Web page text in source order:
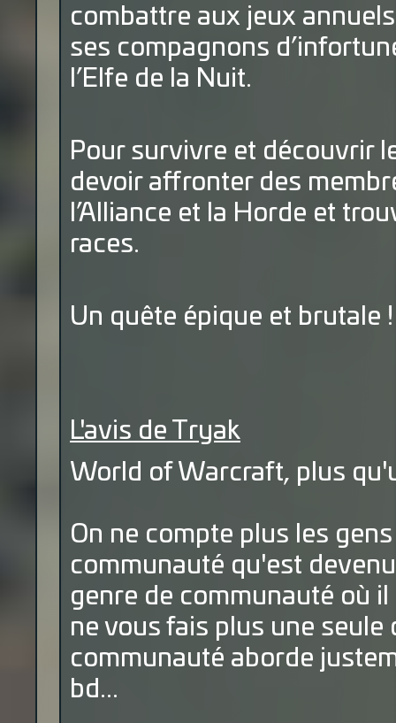
combattre aux jeux
ses compagnons
l’Elfe de la Nuit.
Pour survivre et découvrir
devoir affronter des
l’Alliance et la Horde et
races.
Un quête épique et brutale !
L'avis de Tryak
World of Warcraft, plus
On ne compte plus les
communauté qu'est
genre de communauté où
ne vous fais plus une
communauté aborde
bd...